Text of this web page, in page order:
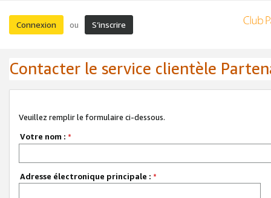
Connexion ou S’inscrire
Contacter le service clientèle
Veuillez remplir le formulaire ci-dessous.
Votre nom : *
Adresse électronique principale : *